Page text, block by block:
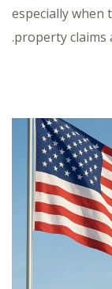
especially when
property claims